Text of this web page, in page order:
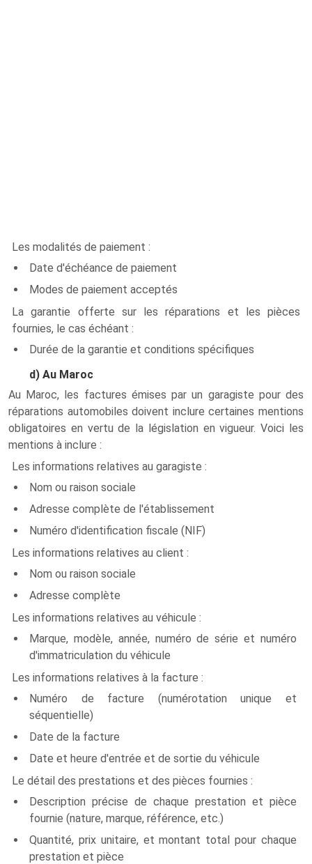
Les modalités de paiement :
Date d'échéance de paiement
Modes de paiement acceptés
La garantie offerte sur les réparations et les pièces
fournies, le cas échéant :
Durée de la garantie et conditions spécifiques
d) Au Maroc
Au Maroc, les factures émises par un garagiste pour des
réparations automobiles doivent inclure certaines mentions
obligatoires en vertu de la législation en vigueur. Voici les
mentions à inclure :
Les informations relatives au garagiste :
Nom ou raison sociale
Adresse complète de l'établissement
Numéro d'identification fiscale (NIF)
Les informations relatives au client :
Nom ou raison sociale
Adresse complète
Les informations relatives au véhicule :
Marque, modèle, année, numéro de série et numéro
d'immatriculation du véhicule
Les informations relatives à la facture :
Numéro de facture (numérotation unique et
séquentielle)
Date de la facture
Date et heure d'entrée et de sortie du véhicule
Le détail des prestations et des pièces fournies :
Description précise de chaque prestation et pièce
fournie (nature, marque, référence, etc.)
Quantité, prix unitaire, et montant total pour chaque
prestation et pièce